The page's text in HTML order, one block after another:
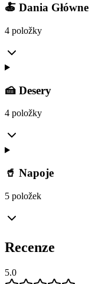
🍝 Dania Główne
4 položky
🍰 Desery
4 položky
🥤 Napoje
5 položek
Recenze
5.0